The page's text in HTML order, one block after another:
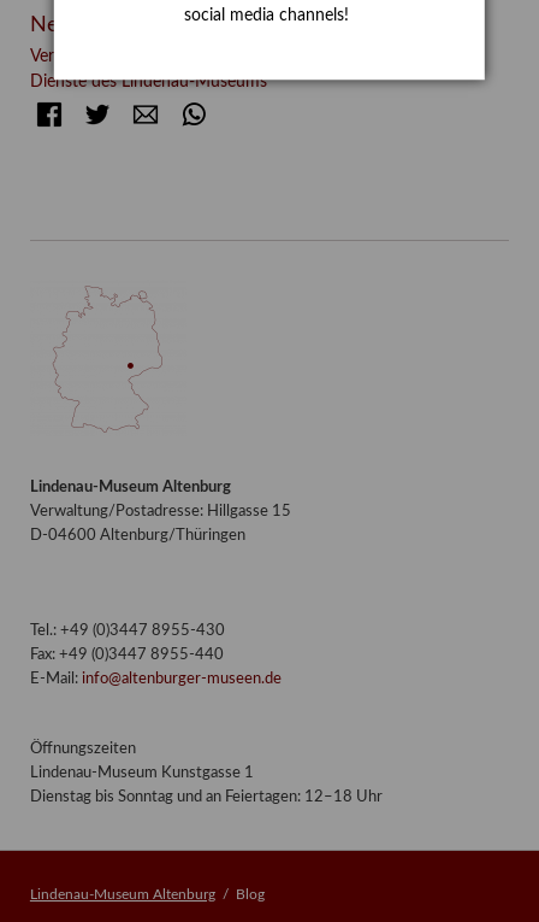
Neueste Beiträge
Verschenkt, verkauft, vergessen? – Kunstdetektivinnen im
Dienste des Lindenau-Museums
FacebookTwitter E-mail
Lindenau-Museum Altenburg
Verwaltung/Postadresse: Hillgasse 15
D-04600 Altenburg/Thüringen
Tel.: +49 (0)3447 8955-430
Fax: +49 (0)3447 8955-440
E-Mail: info@altenburger-museen.de
Öffnungszeiten
Lindenau-Museum Kunstgasse 1
Dienstag bis Sonntag und an Feiertagen: 12–18 Uhr
Lindenau-Museum Altenburg Blog
social media channels!